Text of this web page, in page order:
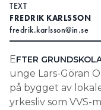
TEXT
FREDRIK KARLSSON
fredrik.karlsson@in.se
EFTER
unge Lars-Göran
på bygget av
yrkesliv som VVS-